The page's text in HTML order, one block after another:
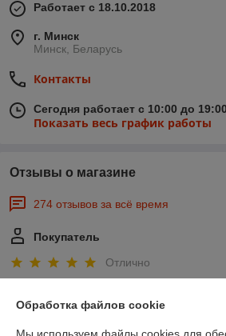
Работает с 18.10.2018
г. Минск
Минск, Беларусь
Контакты
Сегодня работает с 10:00 до 19:00
Показать весь график работы
Отзывы о магазине
274 отзывов за всё время
Покупатель
Отлично
доставил. Большое спасибо.
Обработка файлов cookie